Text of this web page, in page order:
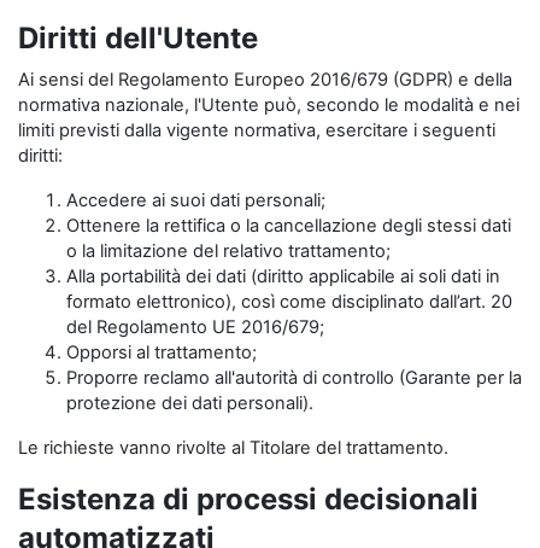
Diritti dell'Utente
Ai sensi del Regolamento Europeo 2016/679 (GDPR) e della
normativa nazionale, l'Utente può, secondo le modalità e nei
limiti previsti dalla vigente normativa, esercitare i seguenti
diritti:
Accedere ai suoi dati personali;
Ottenere la rettifica o la cancellazione degli stessi dati
o la limitazione del relativo trattamento;
Alla portabilità dei dati (diritto applicabile ai soli dati in
formato elettronico), così come disciplinato dall’art. 20
del Regolamento UE 2016/679;
Opporsi al trattamento;
Proporre reclamo all'autorità di controllo (Garante per la
protezione dei dati personali).
Le richieste vanno rivolte al Titolare del trattamento.
Esistenza di processi decisionali
automatizzati